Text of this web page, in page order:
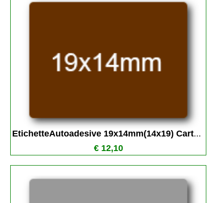
EtichetteAutoadesive 19x14mm(14x19) Cart...
€ 12,10